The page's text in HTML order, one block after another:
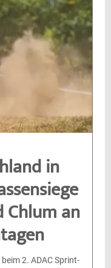
in
Chlum an
2. ADAC Sprint-